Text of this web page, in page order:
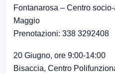
Fontanarosa – Centro
Maggio
Prenotazioni: 338 3292408
20 Giugno, ore 9:00-14:00
Bisaccia, Centro